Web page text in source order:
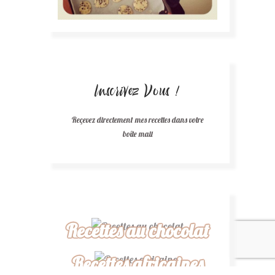
Inscrivez Vous !
Reçevez directement mes recettes dans votre
boîte mail
Recettes au chocolat
Recettes africaines